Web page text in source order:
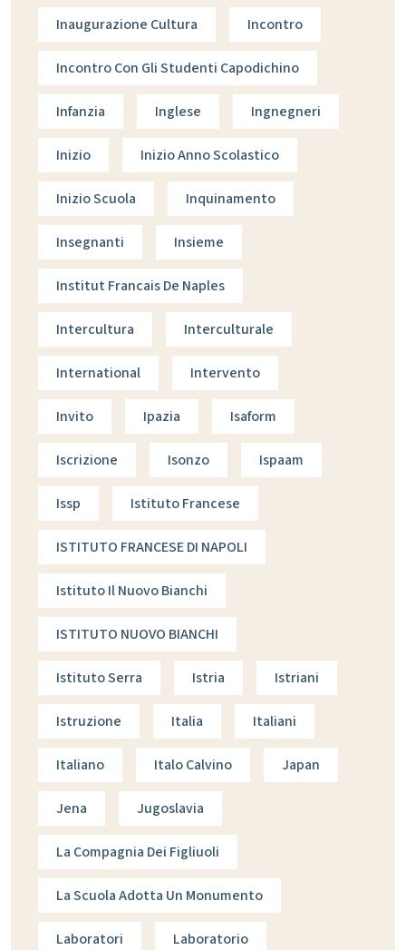
Inaugurazione Cultura Incontro
Incontro Con Gli Studenti Capodichino
Infanzia Inglese Ingnegneri
Inizio Inizio Anno Scolastico
Inizio Scuola Inquinamento
Insegnanti Insieme
Institut Francais De Naples
Intercultura Interculturale
International Intervento
Invito Ipazia Isaform
Iscrizione Isonzo Ispaam
Issp Istituto Francese
ISTITUTO FRANCESE DI NAPOLI
Istituto Il Nuovo Bianchi
ISTITUTO NUOVO BIANCHI
Istituto Serra Istria Istriani
Istruzione Italia Italiani
Italiano Italo Calvino Japan
Jena Jugoslavia
La Compagnia Dei Figliuoli
La Scuola Adotta Un Monumento
Laboratori Laboratorio